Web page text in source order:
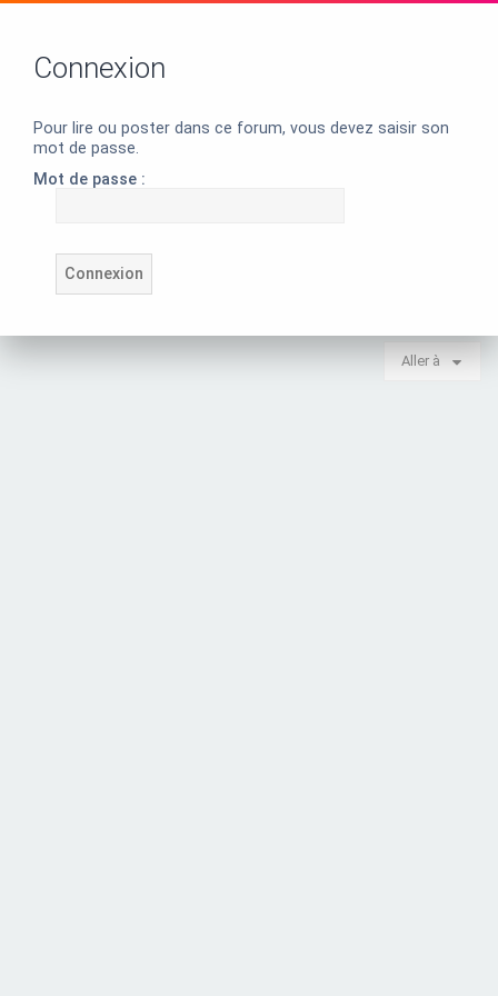
Connexion
Pour lire ou poster dans ce forum, vous devez saisir son
mot de passe.
Mot de passe :
Aller à